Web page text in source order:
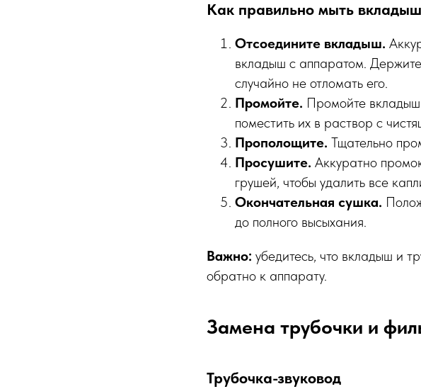
Как правильно мыть вкладыш
Отсоедините вкладыш.
вкладыш с аппаратом.
случайно не отломать его.
Промойте. Промойте
поместить их в раствор с
Прополощите. Тщательно
Просушите. Аккуратно
грушей, чтобы удалить все
Окончательная сушка.
до полного высыхания.
Важно: убедитесь, что вкладыш и
обратно к аппарату.
Замена трубочки и
Трубочка-звуковод